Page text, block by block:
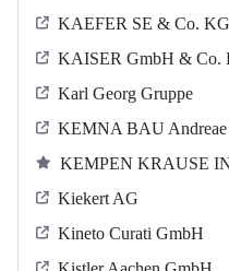
KAEFER SE & Co. KG
KAISER GmbH & Co.
Karl Georg Gruppe
KEMNA BAU
KEMPEN KRAUSE
Kiekert AG
Kineto Curati GmbH